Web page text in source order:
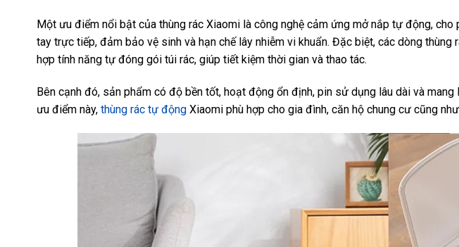
Một ưu điểm nổi bật của thùng rác Xiaomi là công nghệ cảm ứng mở nắp tự động,
tay trực tiếp, đảm bảo vệ sinh và hạn chế lây nhiễm vi khuẩn. Đặc biệt, các dòng
hợp tính năng tự đóng gói túi rác, giúp tiết kiệm thời gian và thao tác.
Bên cạnh đó, sản phẩm có độ bền tốt, hoạt động ổn định, pin sử dụng lâu dài và
ưu điểm này, thùng rác tự động Xiaomi phù hợp cho gia đình, căn hộ chung cư cũng